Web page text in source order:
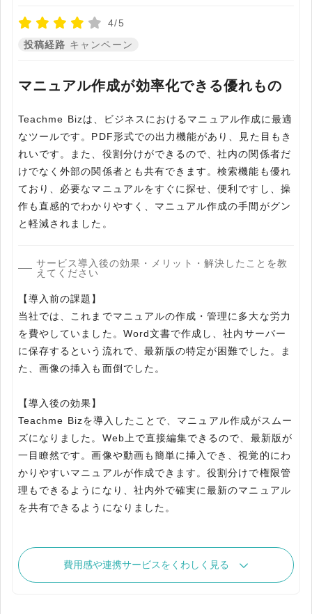
4/5
投稿経路 キャンペーン
マニュアル作成が効率化できる優れもの
Teachme Bizは、ビジネスにおけるマニュアル作成に最適
なツールです。PDF形式での出力機能があり、見た目もき
れいです。また、役割分けができるので、社内の関係者だ
けでなく外部の関係者とも共有できます。検索機能も優れ
ており、必要なマニュアルをすぐに探せ、便利ですし、操
作も直感的でわかりやすく、マニュアル作成の手間がグン
と軽減されました。
サービス導入後の効果・メリット・解決したことを教
えてください
【導入前の課題】
当社では、これまでマニュアルの作成・管理に多大な労力
を費やしていました。Word文書で作成し、社内サーバー
に保存するという流れで、最新版の特定が困難でした。ま
た、画像の挿入も面倒でした。
【導入後の効果】
Teachme Bizを導入したことで、マニュアル作成がスムー
ズになりました。Web上で直接編集できるので、最新版が
一目瞭然です。画像や動画も簡単に挿入でき、視覚的にわ
かりやすいマニュアルが作成できます。役割分けで権限管
理もできるようになり、社内外で確実に最新のマニュアル
を共有できるようになりました。
費用感や連携サービスをくわしく見る